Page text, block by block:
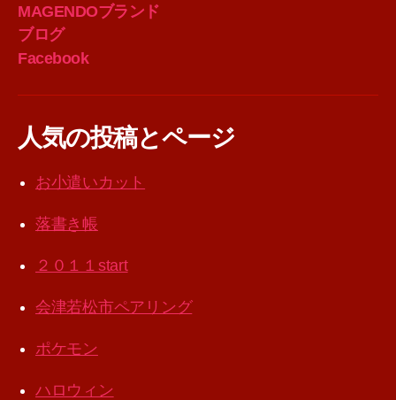
MAGENDOブランド
ブログ
Facebook
人気の投稿とページ
お小遣いカット
落書き帳
２０１１start
会津若松市ペアリング
ポケモン
ハロウィン